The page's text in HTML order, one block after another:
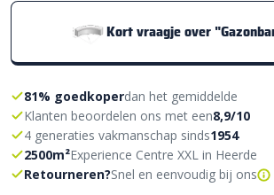
Kort vraagje over
81% goedkoperdan het gemiddelde
Klanten beoordelen ons met een8,9/10
4 generaties vakmanschap sinds1954
2500m²Experience Centre XXL in Heerde
Retourneren?Snel en eenvoudig bij ons